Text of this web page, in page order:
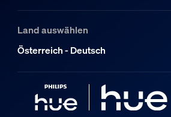
Land auswählen
Österreich - Deutsch